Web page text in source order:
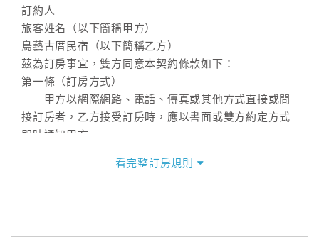
訂約人
旅客姓名（以下簡稱甲方）
鳥藝古厝民宿（以下簡稱乙方）
茲為訂房事宜，雙方同意本契約條款如下：
第一條（訂房方式）
甲方以網際網路、電話、傳真或其他方式直接或間
接訂房者，乙方接受訂房時，應以書面或雙方約定方式
即時通知甲方。
甲方訂房應告知乙方預定住宿之期間、所需客房房
看完整訂房規則